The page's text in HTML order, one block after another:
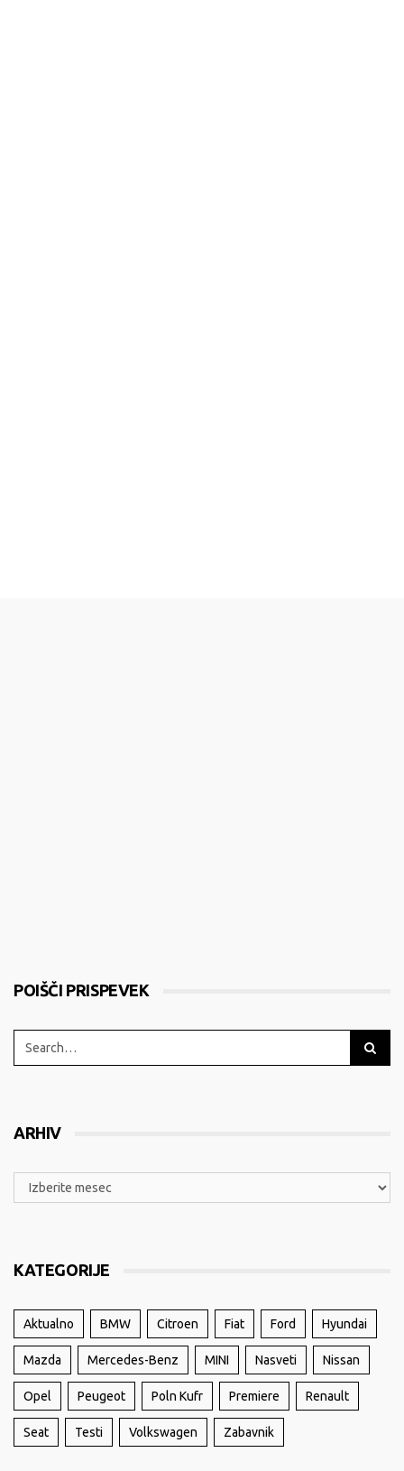
POIŠČI PRISPEVEK
ARHIV
KATEGORIJE
Aktualno BMW Citroen Fiat Ford Hyundai
Mazda Mercedes-Benz MINI Nasveti Nissan
Opel Peugeot Poln Kufr Premiere Renault
Seat Testi Volkswagen Zabavnik